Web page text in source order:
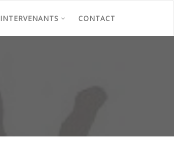
INTERVENANTS CONTACT